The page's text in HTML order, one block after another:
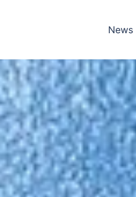
News